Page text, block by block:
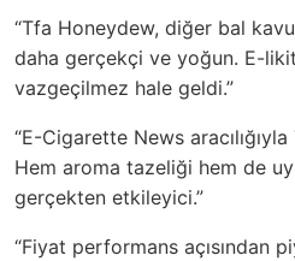
“Tfa Honeydew, diğer bal
daha gerçekçi ve yoğun. E-likit
vazgeçilmez hale geldi.”
“E-Cigarette News
Hem aroma tazeliği hem de
gerçekten etkileyici.”
“Fiyat performans açısından